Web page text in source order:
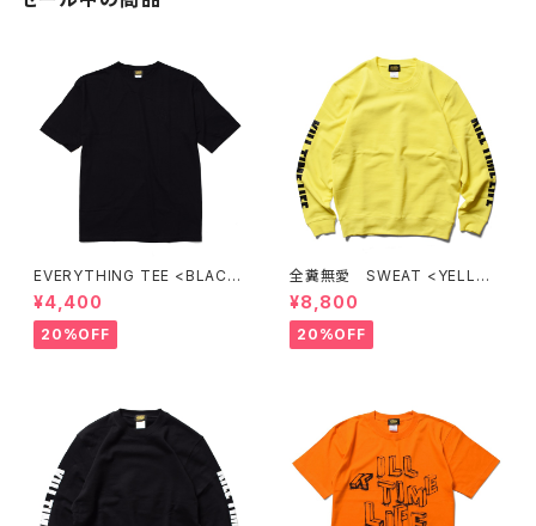
EVERYTHING TEE <BLACK
>
¥4,400
20%OFF
全糞無愛 SWEAT <YELLO
W>
¥8,800
20%OFF